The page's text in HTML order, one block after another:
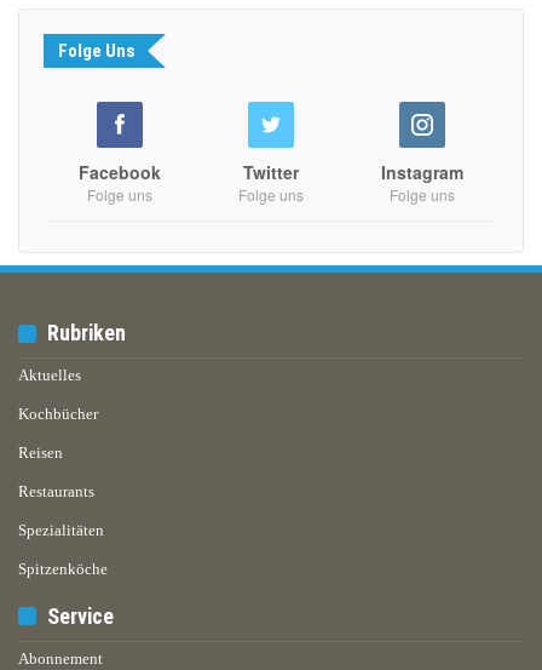
Folge Uns
Facebook
Folge uns
Twitter
Folge uns
Instagram
Folge uns
Rubriken
Aktuelles
Kochbücher
Reisen
Restaurants
Spezialitäten
Spitzenköche
Service
Abonnement